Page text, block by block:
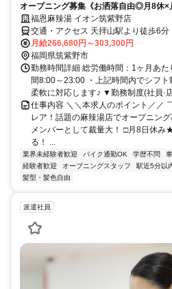
オープニング募集《お洒落自由◎月8休×
福恩麻辣湯 イオン筑紫野店
交通・アクセス 天拝山駅より徒歩6分
月給266,680円～303,300円
福岡県筑紫野市
勤務時間詳細 総労働時間：1ヶ月あ
間8:00～23:00 ・上記時間内でシフ
柔軟に対応します♪ ▼勤務制度(社員·
仕事内容 ＼＼本求人のポイント／／
レア！話題の麻辣湯店でオープニン
メンバーとして裁量大！ □月8日休
る！ ...
業界未経験者歓迎 バイク通勤OK 学歴不問
経験者歓迎
オープニングスタッフ 駅近5分以
髪型・髪色自由
派遣社員